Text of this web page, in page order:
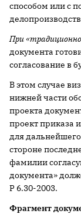
способом или с
При
документа
согласование в
В этом случае
нижней части
проекта
проект приказа
для
стороне
фамилии
документа»
Р 6.30-2003.
Фрагмент